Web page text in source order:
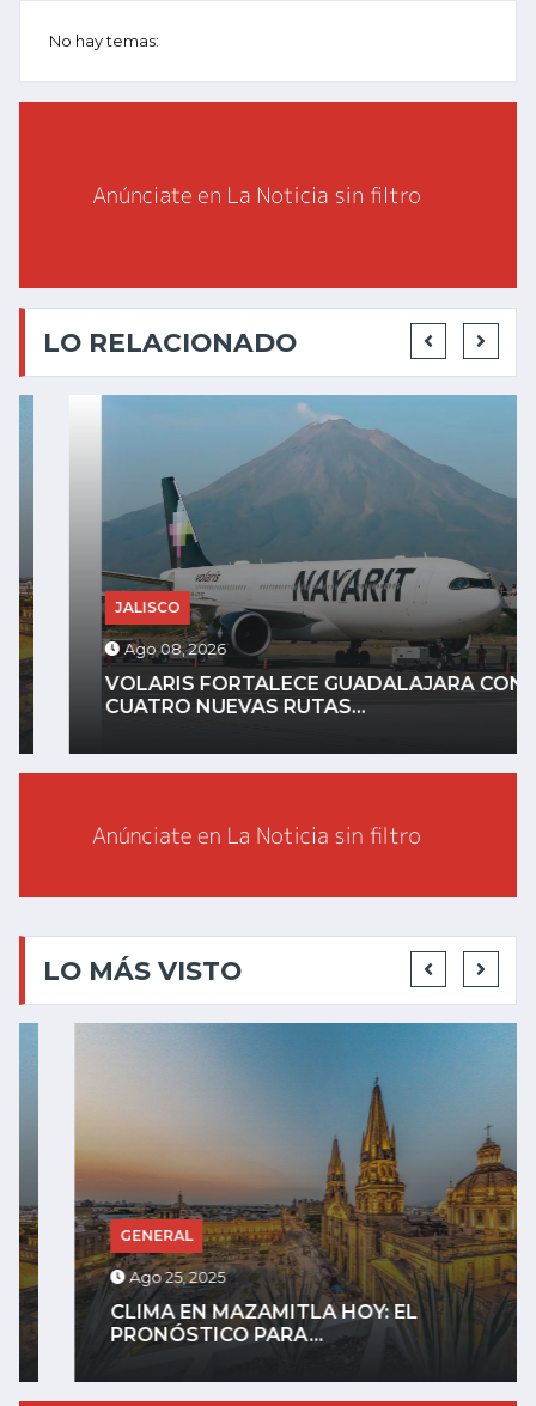
No hay temas:
LO RELACIONADO
JALISCO
Ago 08, 2026
VOLARIS FORTALECE GUADALAJARA CON
CUATRO NUEVAS RUTAS...
LO MÁS VISTO
GENERAL
Ago 25, 2025
CLIMA EN MAZAMITLA HOY: EL
PRONÓSTICO PARA...